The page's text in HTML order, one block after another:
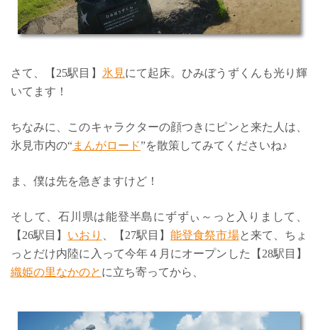
さて、【25駅目】 氷見にて起床。ひみぼうずくんも光り輝
いてます！
ちなみに、このキャラクターの顔つきにピンと来た人は、
氷見市内の“まんがロード”を散策してみてくださいね♪
ま、僕は先を急ぎますけど！
そして、石川県は能登半島にずずぃ～っと入りまして、
【26駅目】 いおり 、【27駅目】能登食祭市場と来て、ちょ
っとだけ内陸に入って今年４月にオープンした【28駅目】
織姫の里なかのと に立ち寄ってから、